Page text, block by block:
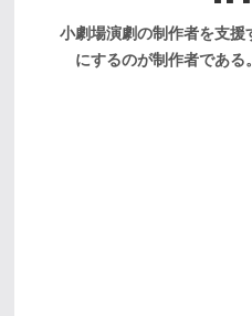
小劇場演劇の制作者を支援
にするのが制作者であ